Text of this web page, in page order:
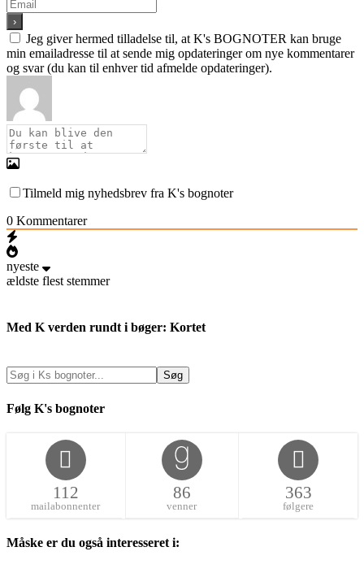
Jeg giver hermed tilladelse til, at K's BOGNOTER kan bruge
min emailadresse til at sende mig opdateringer om nye kommentarer
og svar (du kan til enhver tid afmelde opdateringer).
Tilmeld mig nyhedsbrev fra K's bognoter
0 Kommentarer
nyeste
ældste flest stemmer
Med K verden rundt i bøger: Kortet
Følg K's bognoter
112
mailabonnenter
86
venner
363
følgere
Måske er du også interesseret i: